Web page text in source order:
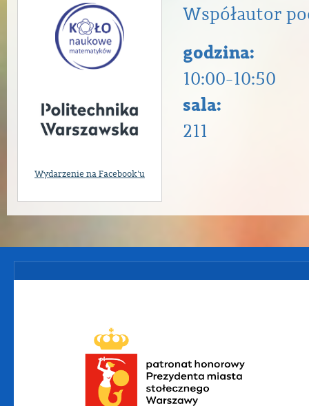
Wydarzenie na Facebook'u
Współautor
godzina:
10:00-10:50
sala:
211